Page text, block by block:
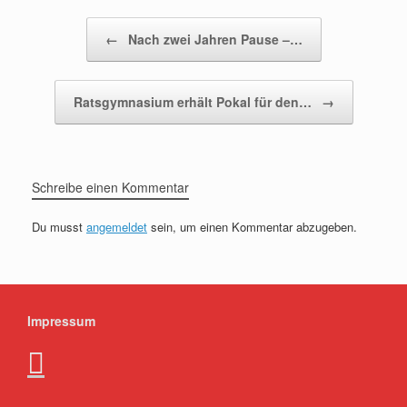
← Nach zwei Jahren Pause –…
Ratsgymnasium erhält Pokal für den… →
Schreibe einen Kommentar
Du musst angemeldet sein, um einen Kommentar abzugeben.
Impressum